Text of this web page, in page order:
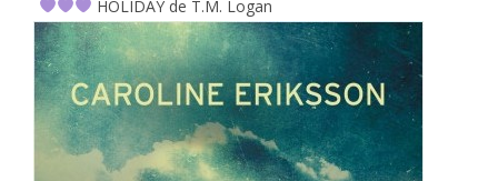
HOLIDAY de T.M. Logan